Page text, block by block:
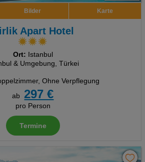
Bilder Karte
Apart Hotel
Ort: Istanbul
& Umgebung, Türkei
Ohne Verpflegung
ab
297 €
pro Person
Termine